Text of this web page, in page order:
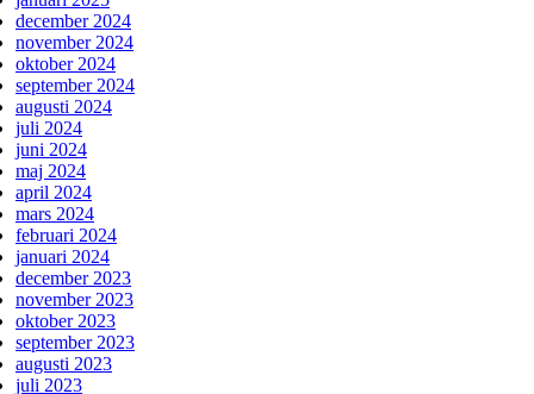
december 2024
november 2024
oktober 2024
september 2024
augusti 2024
juli 2024
juni 2024
maj 2024
april 2024
mars 2024
februari 2024
januari 2024
december 2023
november 2023
oktober 2023
september 2023
augusti 2023
juli 2023